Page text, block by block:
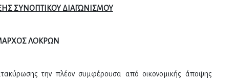
ΣΥΝΟΠΤΙΚΟΥ ΔΙΑΓΩΝΙΣΜΟΥ
ΛΟΚΡΩΝ
την πλέον συμφέρουσα από οικονομικής άποψης